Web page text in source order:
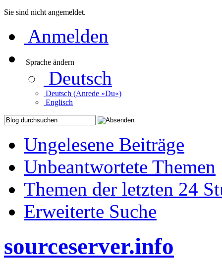
Sie sind nicht angemeldet.
Anmelden
Sprache ändern
Deutsch
Deutsch (Anrede »Du«)
Englisch
Ungelesene Beiträge
Unbeantwortete Themen
Themen der letzten 24
Erweiterte Suche
sourceserver.info